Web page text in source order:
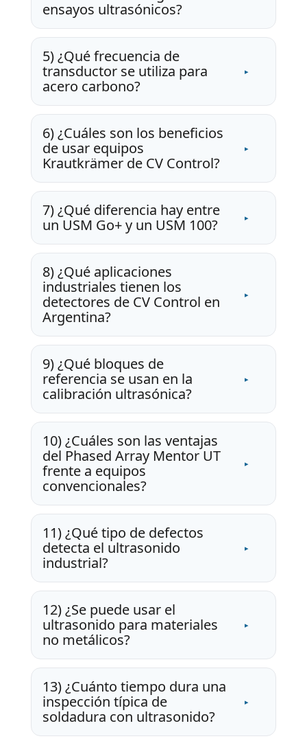
ensayos ultrasónicos?
5) ¿Qué frecuencia de
transductor se utiliza para
acero carbono?
6) ¿Cuáles son los beneficios
de usar equipos
Krautkrämer de CV Control?
7) ¿Qué diferencia hay entre
un USM Go+ y un USM 100?
8) ¿Qué aplicaciones
industriales tienen los
detectores de CV Control en
Argentina?
9) ¿Qué bloques de
referencia se usan en la
calibración ultrasónica?
10) ¿Cuáles son las ventajas
del Phased Array Mentor UT
frente a equipos
convencionales?
11) ¿Qué tipo de defectos
detecta el ultrasonido
industrial?
12) ¿Se puede usar el
ultrasonido para materiales
no metálicos?
13) ¿Cuánto tiempo dura una
inspección típica de
soldadura con ultrasonido?